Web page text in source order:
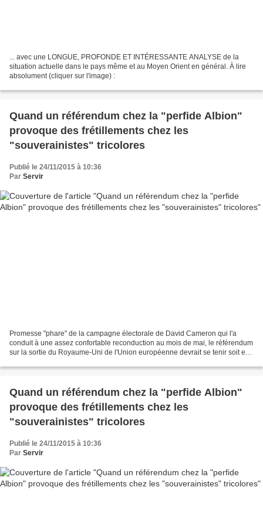
... avec une LONGUE, PROFONDE ET INTÉRESSANTE ANALYSE de la
situation actuelle dans le pays même et au Moyen Orient en général. À lire
absolument (cliquer sur l'image) :
Quand un référendum chez la "perfide Albion"
provoque des frétillements chez les
"souverainistes" tricolores
Publié le 24/11/2015 à 10:36
Par Servir
Promesse "phare" de la campagne électorale de David Cameron qui l'a
conduit à une assez confortable reconduction au mois de mai, le référendum
sur la sortie du Royaume-Uni de l'Union européenne devrait se tenir soit en
Quand un référendum chez la "perfide Albion"
provoque des frétillements chez les
"souverainistes" tricolores
Publié le 24/11/2015 à 10:36
Par Servir